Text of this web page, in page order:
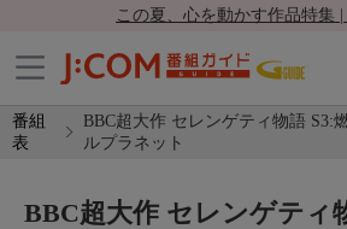
この夏、心を動かす作品特集 |
番組
表
BBC超大作 セレンゲティ物語 S3:
ルプラネット
BBC超大作 セレンゲティ